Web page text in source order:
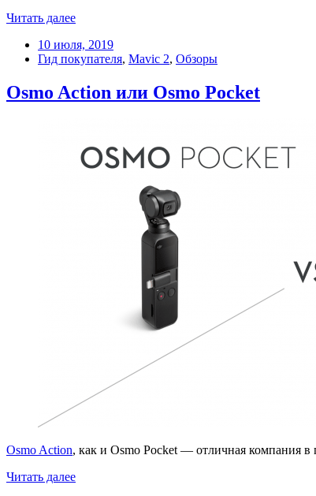
Читать далее
10 июля, 2019
Гид покупателя, Mavic 2, Обзоры
Osmo Action или Osmo Pocket
Osmo Action, как и Osmo Pocket — отличная компания
Читать далее